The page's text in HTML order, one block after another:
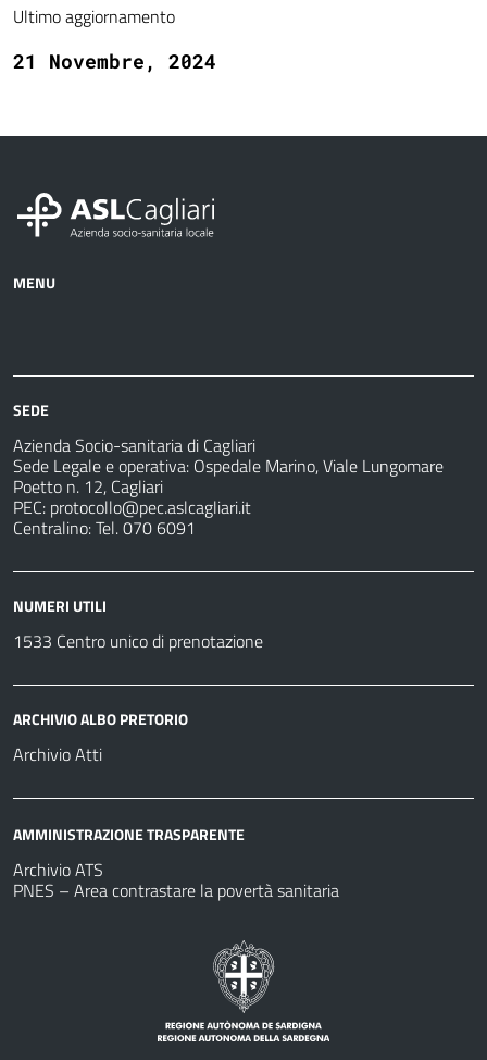
Ultimo aggiornamento
21 Novembre, 2024
MENU
sanitarie
fare
SEDE
Azienda Socio-sanitaria di Cagliari
Sede Legale e operativa: Ospedale Marino, Viale Lungomare
Poetto n. 12, Cagliari
PEC: protocollo@pec.aslcagliari.it
Centralino: Tel. 070 6091
NUMERI UTILI
1533 Centro unico di prenotazione
ARCHIVIO ALBO PRETORIO
Archivio Atti
AMMINISTRAZIONE TRASPARENTE
Archivio ATS
PNES – Area contrastare la povertà sanitaria